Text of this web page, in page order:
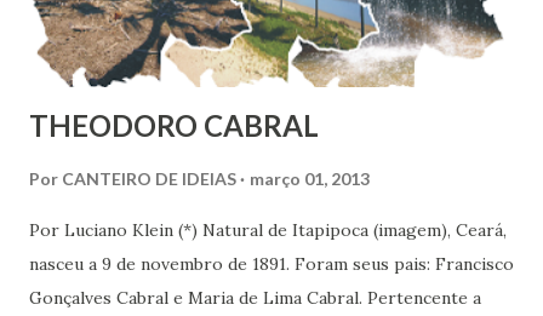
THEODORO CABRAL
Por CANTEIRO DE IDEIAS março 01, 2013
Por Luciano Klein (*) Natural de Itapipoca (imagem), Ceará,
nasceu a 9 de novembro de 1891. Foram seus pais: Francisco
Gonçalves Cabral e Maria de Lima Cabral. Pertencente a